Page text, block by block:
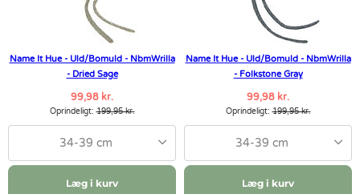
Name It Hue - Uld/Bomuld - NbmWrilla
- Dried Sage
99,98 kr.
Oprindeligt:199,95 kr.
34-39 cm
Læg i kurv
Name It Hue - Uld/Bomuld - NbmWrilla
- Folkstone Gray
99,98 kr.
Oprindeligt:199,95 kr.
34-39 cm
Læg i kurv